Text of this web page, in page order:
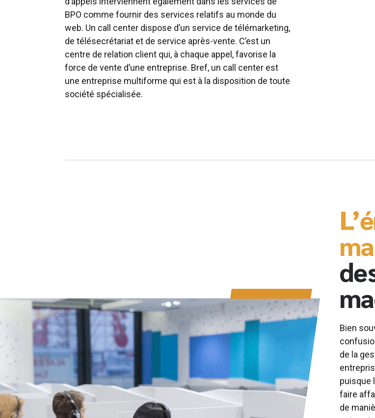
BPO comme fournir des services relatifs au monde du
web. Un call center dispose d’un service de télémarketing,
de télésecrétariat et de service après-vente. C’est un
centre de relation client qui, à chaque appel, favorise la
force de vente d’une entreprise. Bref, un call center est
une entreprise multiforme qui est à la disposition de toute
société spécialisée.
Bien
de la
puisque
faire
de